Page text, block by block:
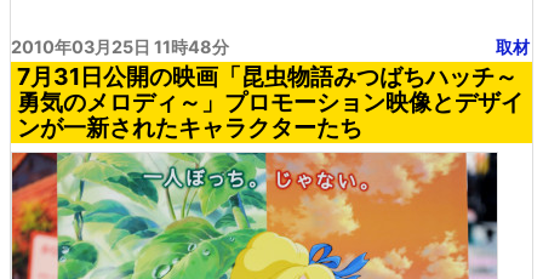
2010年03月25日 11時48分 取材
7月31日公開の映画「昆虫物語みつばちハッチ～
勇気のメロディ～」プロモーション映像とデザイ
ンが一新されたキャラクターたち